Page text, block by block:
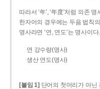
따라서 ‘年’, ‘年度’처럼 의존
한자어의 경우에는 두음 법칙
명사라면 ‘연, 연도’는 명사이다.
연 강수량(명사)
생산 연도(명사)
[붙임 1] 단어의 첫머리가 아닌